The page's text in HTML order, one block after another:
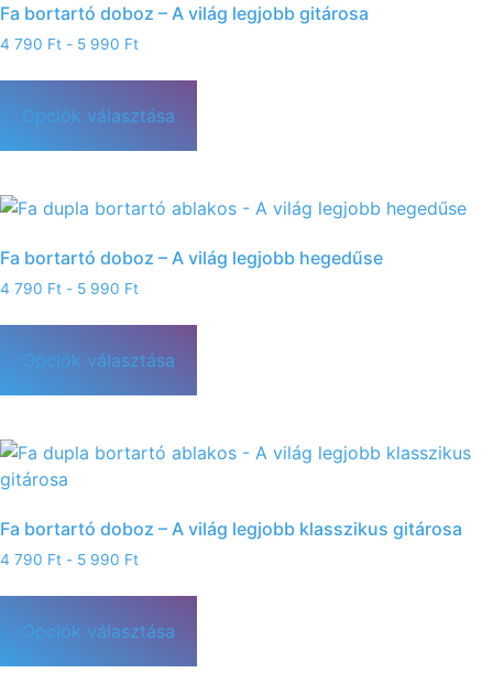
Fa bortartó doboz – A világ legjobb gitárosa
4 790 Ft - 5 990 Ft
Opciók választása
Fa bortartó doboz – A világ legjobb hegedűse
4 790 Ft - 5 990 Ft
Opciók választása
Fa bortartó doboz – A világ legjobb klasszikus gitárosa
4 790 Ft - 5 990 Ft
Opciók választása